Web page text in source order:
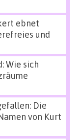
ebnet
und
Wie sich
Die
von Kurt